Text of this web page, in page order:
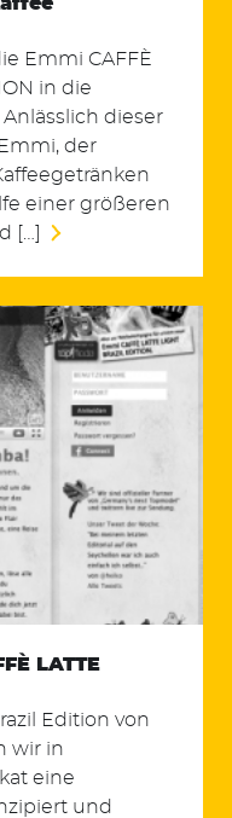
Emmi CAFFÈ
in die
dieser
der
einer größeren
[…]
LATTE
Edition von
wir in
eine
und